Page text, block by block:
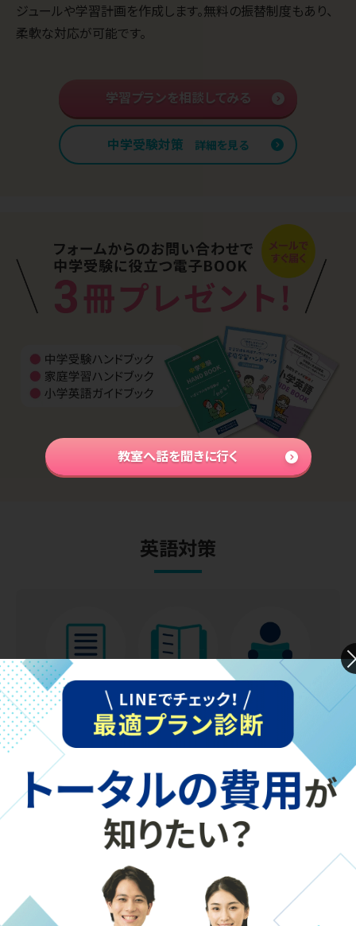
ジュールや学習計画を作成します。無料の振替制度もあり、
柔軟な対応が可能です。
学習プランを相談してみる
中学受験対策 詳細を見る
教室へ話を聞きに行く
英語対策
英語を得意科目にしよう
小学校でもより実践的な英語授業が取り入れられています。
さらに、中学校では小学校時の学習を理解していることを前
提により高度な学習が求められるため、今のうちからしっか